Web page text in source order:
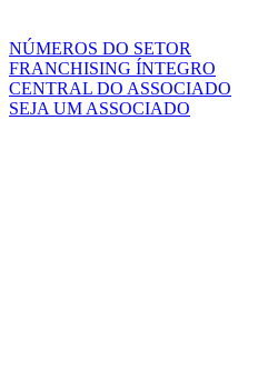
NÚMEROS DO SETOR
FRANCHISING ÍNTEGRO
CENTRAL DO ASSOCIADO
SEJA UM ASSOCIADO